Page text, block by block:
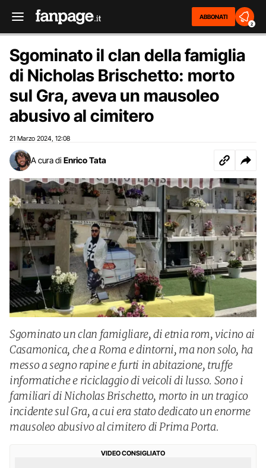
ABBONATI
2
Sgominato il clan della famiglia
di Nicholas Brischetto: morto
sul Gra, aveva un mausoleo
abusivo al cimitero
21 Marzo 2024 12:08
A cura di Enrico Tata
Sgominato un clan famigliare, di etnia rom, vicino ai
Casamonica, che a Roma e dintorni, ma non solo, ha
messo a segno rapine e furti in abitazione, truffe
informatiche e riciclaggio di veicoli di lusso. Sono i
familiari di Nicholas Brischetto, morto in un tragico
incidente sul Gra, a cui era stato dedicato un enorme
mausoleo abusivo al cimitero di Prima Porta.
VIDEO CONSIGLIATO